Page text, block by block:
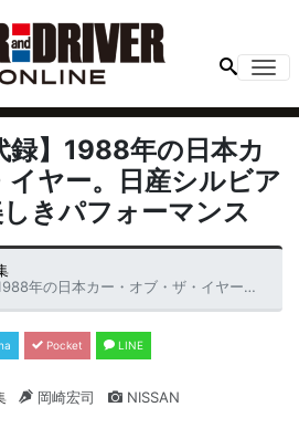
録】1988年の日本カ
イヤー。日産シルビア
しきパフォーマンス
オブ・ザ・イヤー。日産シルビア（S13型）の美しきパフォーマンス
Pocket LINE
岡崎宏司 NISSAN